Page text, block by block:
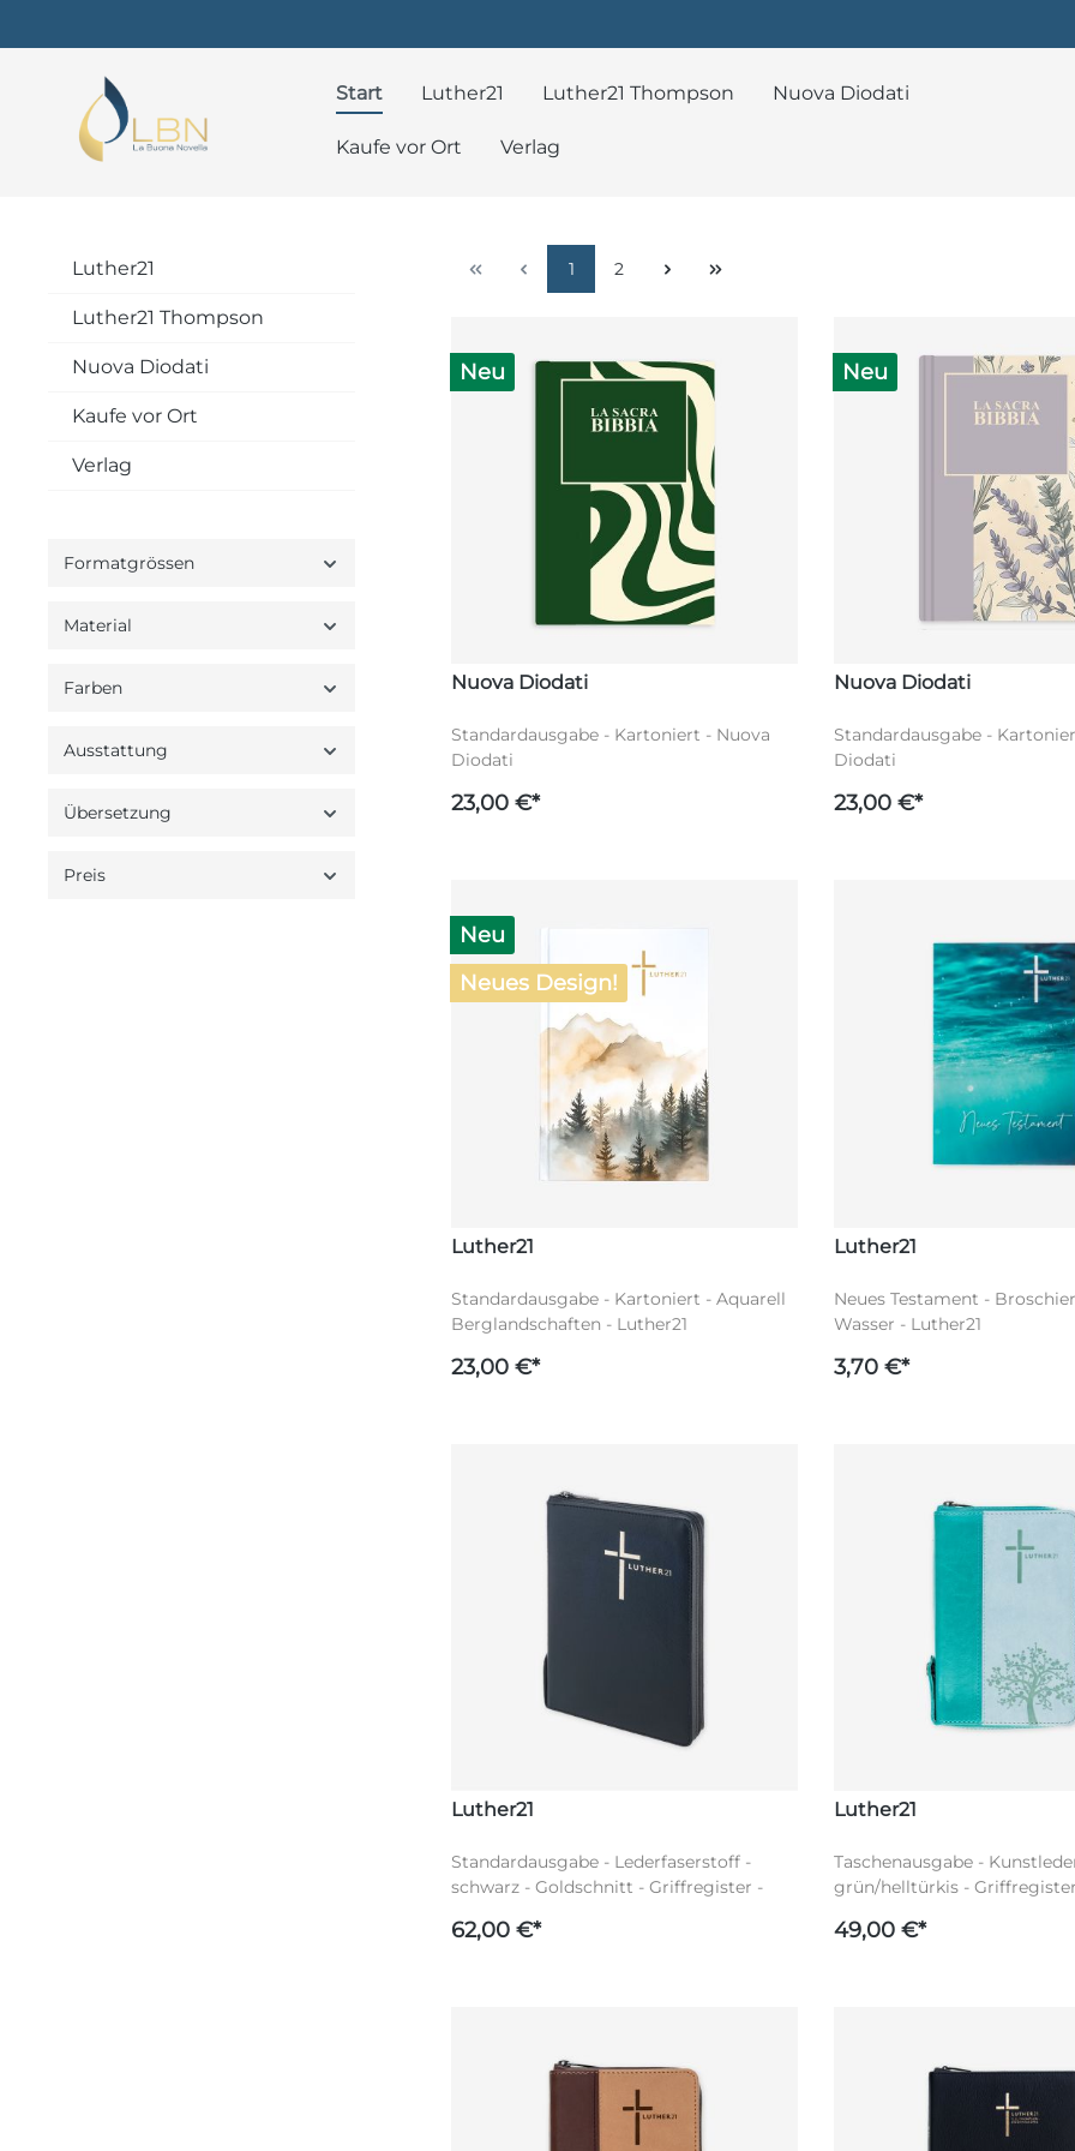
Start Luther21 Luther21 Thompson Nuova Diodati
Kaufe vor Ort Verlag
Luther21
Luther21 Thompson
Nuova Diodati
Kaufe vor Ort
Verlag
Formatgrössen
Material
Farben
Ausstattung
Übersetzung
Preis
1 2
Neu
Nuova Diodati
Standardausgabe - Kartoniert - Nuova
Diodati
23,00 €*
Neu
Nuova Diodati
Standardausgabe -
Diodati
23,00 €*
Neu
Neues Design!
Luther21
Standardausgabe - Kartoniert - Aquarell
Berglandschaften - Luther21
23,00 €*
Luther21
Neues Testament -
Wasser - Luther21
3,70 €*
Luther21
Standardausgabe - Lederfaserstoff -
schwarz - Goldschnitt - Griffregister -
62,00 €*
Luther21
Taschenausgabe -
grün/helltürkis -
49,00 €*